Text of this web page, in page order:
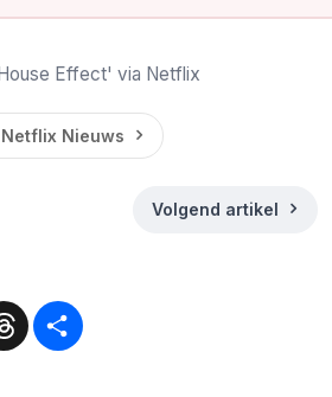
Effect' via Netflix
Netflix Nieuws
Volgend artikel
Threads